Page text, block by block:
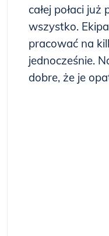
całej połaci już
wszystko.
pracować na
jednocześnie.
dobre, że je